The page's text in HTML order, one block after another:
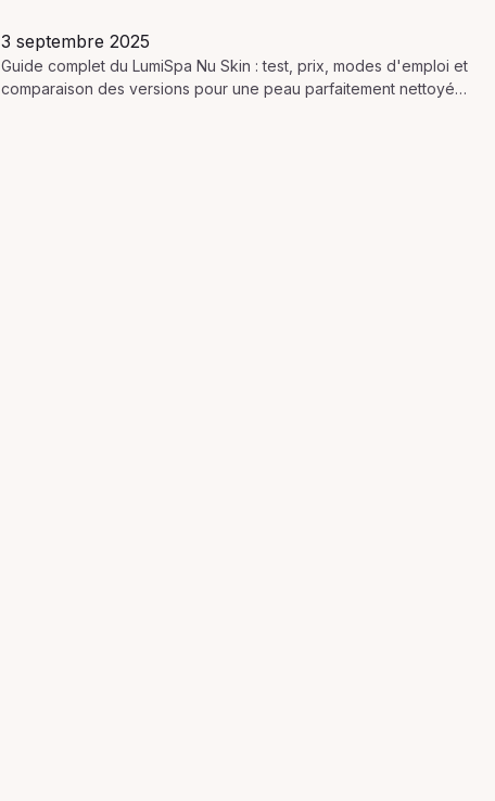
3 septembre 2025
Guide complet du LumiSpa Nu Skin : test, prix, modes d'emploi et
comparaison des versions pour une peau parfaitement nettoyée